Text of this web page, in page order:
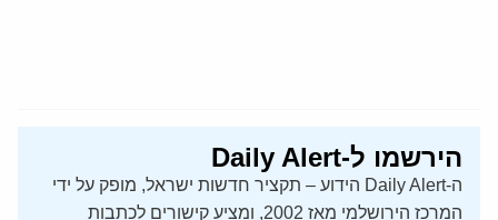
הירשמו ל-Daily Alert
ה-Daily Alert הידוע – תקציר חדשות ישראל, מופק על ידי
המרכז הירושלמי מאז 2002, ומציע קישורים לכתבות